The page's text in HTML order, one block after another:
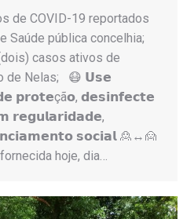
de COVID-19 reportados
Saúde pública concelhia;
casos ativos de
de Nelas; 😷 𝗨𝘀𝗲
𝗽𝗿𝗼𝘁𝗲çã𝗼, 𝗱𝗲𝘀𝗶𝗻𝗳𝗲𝗰𝘁𝗲
𝗿𝗲𝗴𝘂𝗹𝗮𝗿𝗶𝗱𝗮𝗱𝗲,
𝘀𝗼𝗰𝗶𝗮𝗹 🙎↔️🙍
hoje, dia…